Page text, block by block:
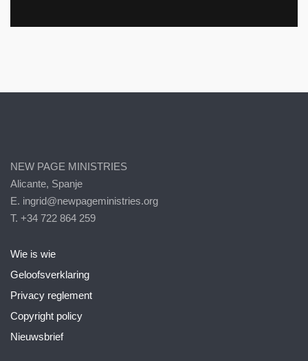
NEW PAGE MINISTRIES
Alicante, Spanje
E. ingrid@newpageministries.org
T. +34 722 864 259
Wie is wie
Geloofsverklaring
Privacy reglement
Copyright policy
Nieuwsbrief